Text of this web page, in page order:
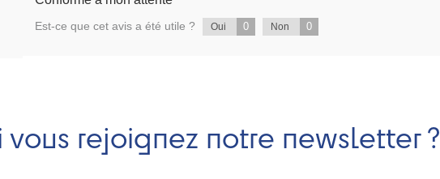
Est-ce que cet avis a été utile ? Oui 0 Non 0
vous rejoignez notre newsletter ?